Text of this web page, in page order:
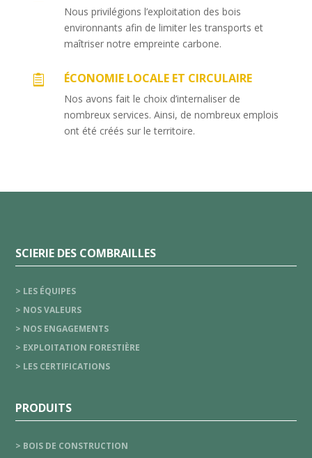
Nous privilégions l’exploitation des bois
environnants afin de limiter les transports et
maîtriser notre empreinte carbone.
 ÉCONOMIE LOCALE ET CIRCULAIRE
Nos avons fait le choix d’internaliser de
nombreux services. Ainsi, de nombreux emplois
ont été créés sur le territoire.
SCIERIE DES COMBRAILLES
> LES ÉQUIPES
> NOS VALEURS
> NOS ENGAGEMENTS
> EXPLOITATION FORESTIÈRE
> LES CERTIFICATIONS
PRODUITS
> BOIS DE CONSTRUCTION